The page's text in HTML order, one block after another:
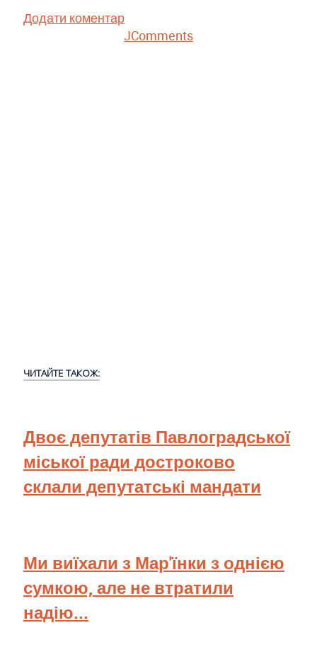
Додати коментар
JComments
ЧИТАЙТЕ ТАКОЖ:
Двоє депутатів Павлоградської
міської ради достроково
склали депутатські мандати
Ми виїхали з Мар'їнки з однією
сумкою, але не втратили
надію...